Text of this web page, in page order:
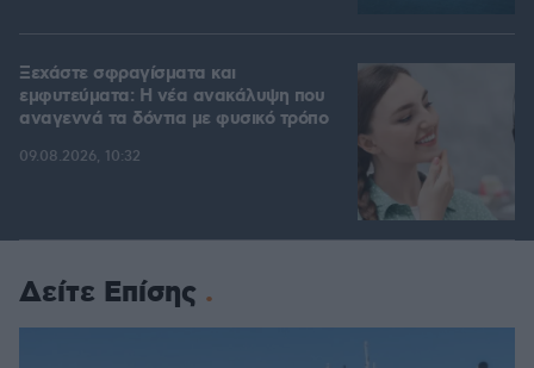
Ξεχάστε σφραγίσματα και
εμφυτεύματα: Η νέα ανακάλυψη που
αναγεννά τα δόντια με φυσικό τρόπο
09.08.2026, 10:32
Δείτε Επίσης